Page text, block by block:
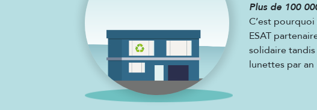
Plus de 100
C’est
ESAT
solidaire
lunettes par an